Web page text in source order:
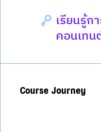
เรียนรู้ก
คอนเทน
Course Journey